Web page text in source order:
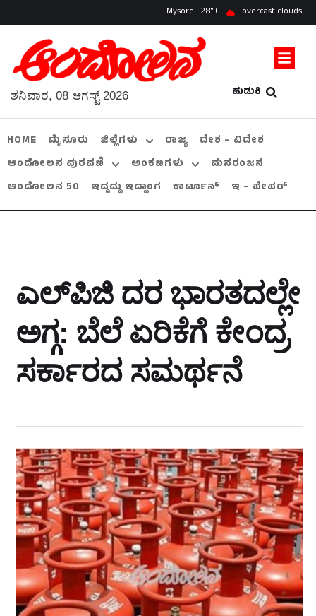
Mysore 28 overcast clouds
ಹುಡುಕಿ
ಶನಿವಾರ, 08 ಆಗಸ್ಟ್ 2026
HOME ಮೈಸೂರು ಜಿಲ್ಲೆಗಳು ರಾಜ್ಯ
ದೇಶ – ವಿದೇಶ
ಆಂದೋಲನ ಪುರವಣಿ
ಅಂಕಣಗಳು
ಮನರಂಜನೆ
ಆಂದೋಲನ 50
ಇದ್ದದ್ದು ಇದ್ಹಾಂಗ ಕಾರ್ಟೂನ್ ಇ – ಪೇಪರ್
ಎಲ್‌ಪಿಜಿ ದರ ಭಾರತದಲ್ಲೇ
ಅಗ್ಗ: ಬೆಲೆ ಏರಿಕೆಗೆ ಕೇಂದ್ರ
ಸರ್ಕಾರದ ಸಮರ್ಥನೆ